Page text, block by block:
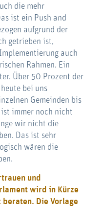
die mehr
ist ein Push and
aufgrund der
getrieben ist,
auch
Rahmen. Ein
Über 50 Prozent der
bei uns
Gemeinden bis
immer noch nicht
wir nicht die
Das ist sehr
wären die
und
wird in Kürze
beraten. Die Vorlage